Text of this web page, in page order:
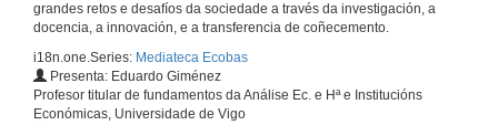
grandes retos e desafíos da sociedade a través da investigación, a
docencia, a innovación, e a transferencia de coñecemento.
i18n.one.Series: Mediateca Ecobas
Presenta: Eduardo Giménez
Profesor titular de fundamentos da Análise Ec. e Hª e Institucións
Económicas, Universidade de Vigo